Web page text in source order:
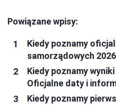
Powiązane wpisy:
Kiedy poznamy
samorządowych
Kiedy poznamy
Oficjalne daty i
Kiedy poznamy